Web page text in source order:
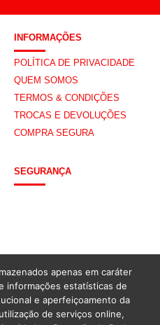
INFORMAÇÕES
POLÍTICA DE PRIVACIDADE
QUEM SOMOS
TERMOS & CONDIÇÕES
TROCAS E DEVOLUÇÕES
COMPRA SEGURA
SEGURANÇA
apenas em caráter
informações estatísticas de
e aperfeiçoamento da
de serviços online,